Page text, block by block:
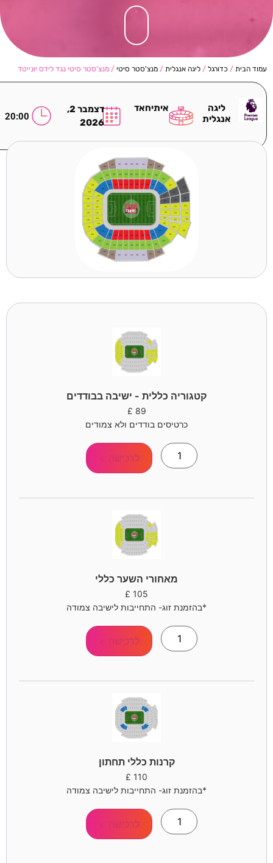
עמוד הבית / כדורגל / ליגה אנגלית / מנצ'סטר סיטי / מנצ'סטר סיטי נגד לידס יונייטד
ליגה
אנגלית
איתיחאד
דצמבר 2,
2026
20:00
קטגוריה כללית - ישיבה בבודדים
89
£
כרטיסים בודדים ולא צמודים
לרכישה >
מאחורי השער כללי
105
£
*בהזמנת זוג- התחייבות לישיבה צמודה
לרכישה >
קרנות כללי תחתון
110
£
*בהזמנת זוג- התחייבות לישיבה צמודה
לרכישה >